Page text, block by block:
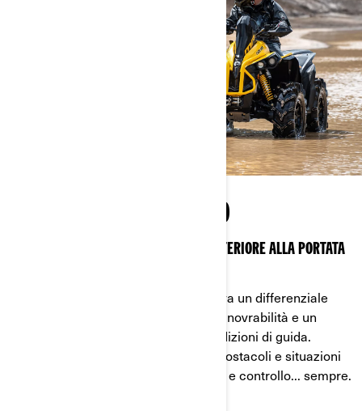
NESSUN COMPROMESSO
UN DIFFERENZIALE AUTOBLOCCANTE ANTERIORE ALLA PORTATA
Nella guida normale, Visco-4Lok attiva un differenziale
anteriore anti-slittamento per una manovrabilità e un
controllo senza eguali in tutte le condizioni di guida.
Seleziona BLOCCO 4WD per terreni, ostacoli e situazioni
che richiedono la massima aderenza e controllo... sempre.